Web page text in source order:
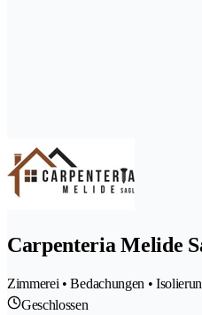
Carpenteria Melide
Zimmerei • Bedachungen •
Geschlossen